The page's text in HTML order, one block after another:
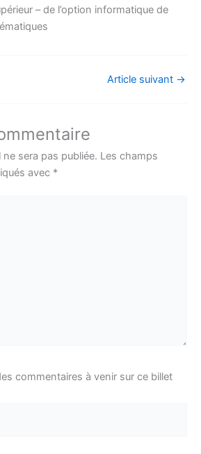
– de l’option informatique de
Article suivant →
sera pas publiée. Les champs
avec *
commentaires à venir sur ce billet